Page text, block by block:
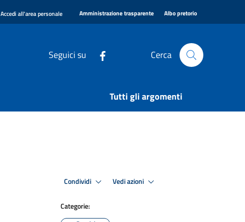
Accedi all'area personale Amministrazione trasparente Albo pretorio
Seguici su Cerca
Tutti gli argomenti
Condividi Vedi azioni
Categorie: